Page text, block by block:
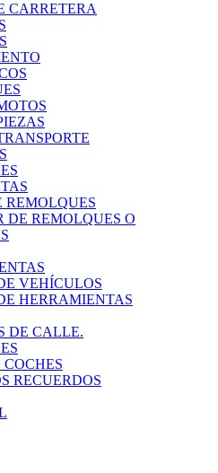
CARRETERA
REMOLQUES
DE REMOLQUES O
VEHÍCULOS
HERRAMIENTAS
DE CALLE.
COCHES
RECUERDOS